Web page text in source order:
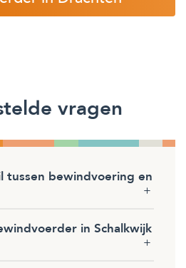
vragen
tussen bewindvoering en
in Schalkwijk